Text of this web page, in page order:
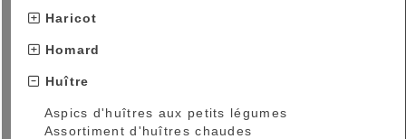
Haricot
Homard
Huître
Aspics d'huîtres aux petits légumes
Assortiment d'huîtres chaudes